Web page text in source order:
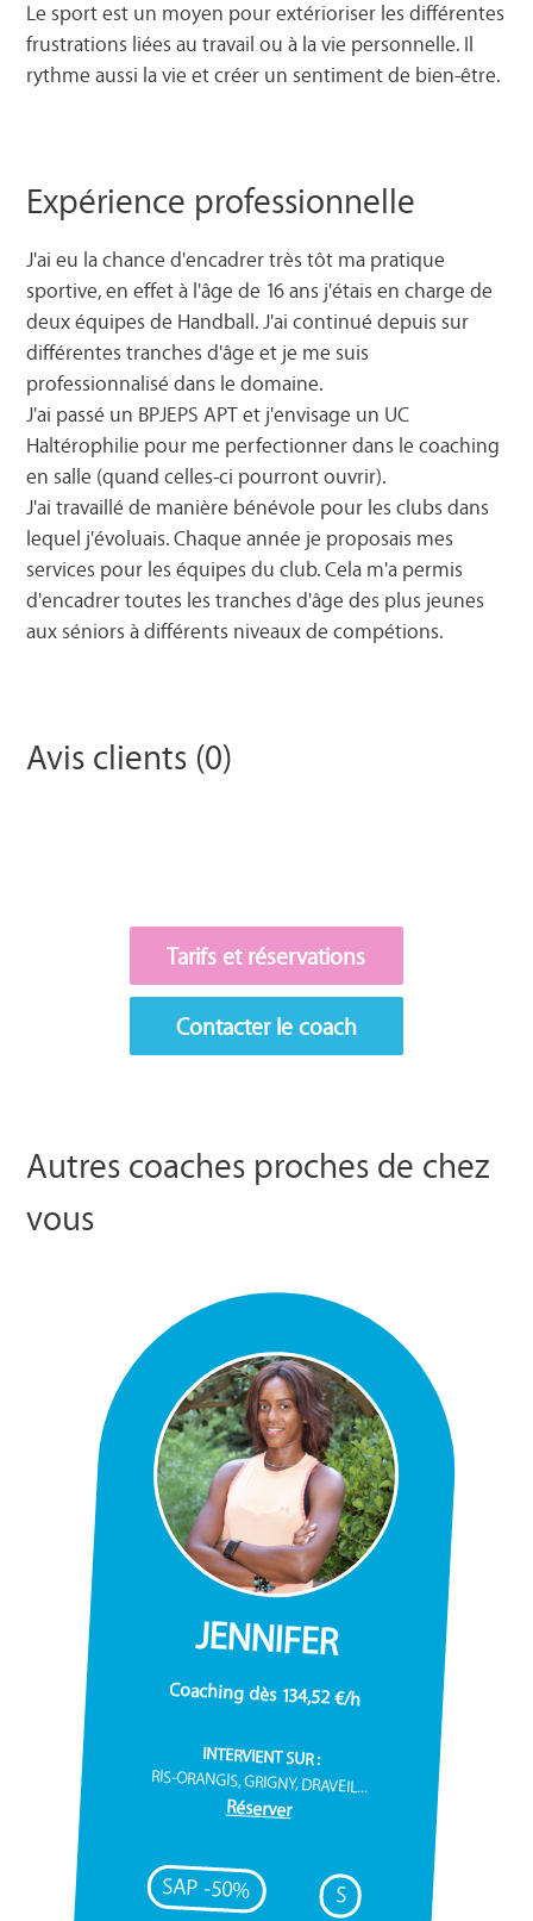
Le sport est un moyen pour extérioriser les différentes
frustrations liées au travail ou à la vie personnelle. Il
rythme aussi la vie et créer un sentiment de bien-être.
Expérience professionnelle
J'ai eu la chance d'encadrer très tôt ma pratique
sportive, en effet à l'âge de 16 ans j'étais en charge de
deux équipes de Handball. J'ai continué depuis sur
différentes tranches d'âge et je me suis
professionnalisé dans le domaine.
J'ai passé un BPJEPS APT et j'envisage un UC
Haltérophilie pour me perfectionner dans le coaching
en salle (quand celles-ci pourront ouvrir).
J'ai travaillé de manière bénévole pour les clubs dans
lequel j'évoluais. Chaque année je proposais mes
services pour les équipes du club. Cela m'a permis
d'encadrer toutes les tranches d'âge des plus jeunes
aux séniors à différents niveaux de compétions.
Avis clients (0)
Tarifs et réservations
Contacter le coach
Autres coaches proches de chez
vous
JENNIFER
Coaching dès 134,52 €/h
INTERVIENT SUR :
RIS-ORANGIS, GRIGNY, DRAVEIL...
Réserver
SAP -50% S